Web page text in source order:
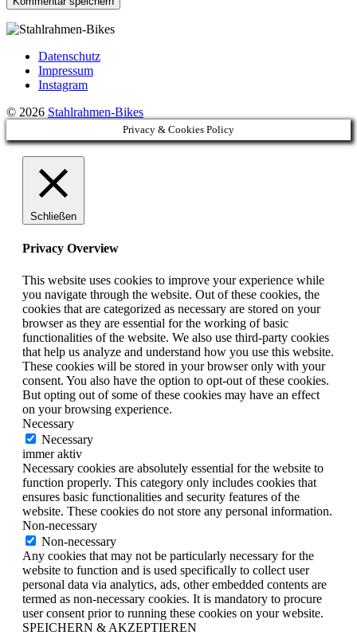
Datenschutz
Impressum
Instagram
© 2026 Stahlrahmen-Bikes
Privacy & Cookies Policy
Schließen
Privacy Overview
This website uses cookies to improve your experience while
you navigate through the website. Out of these cookies, the
cookies that are categorized as necessary are stored on your
browser as they are essential for the working of basic
functionalities of the website. We also use third-party cookies
that help us analyze and understand how you use this website.
These cookies will be stored in your browser only with your
consent. You also have the option to opt-out of these cookies.
But opting out of some of these cookies may have an effect
on your browsing experience.
Necessary
Necessary
immer aktiv
Necessary cookies are absolutely essential for the website to
function properly. This category only includes cookies that
ensures basic functionalities and security features of the
website. These cookies do not store any personal information.
Non-necessary
Non-necessary
Any cookies that may not be particularly necessary for the
website to function and is used specifically to collect user
personal data via analytics, ads, other embedded contents are
termed as non-necessary cookies. It is mandatory to procure
user consent prior to running these cookies on your website.
SPEICHERN & AKZEPTIEREN